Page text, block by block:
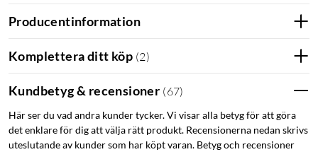
Producentinformation
Komplettera ditt köp (2)
Kundbetyg & recensioner (67)
Här ser du vad andra kunder tycker. Vi visar alla betyg för att göra
det enklare för dig att välja rätt produkt. Recensionerna nedan skrivs
uteslutande av kunder som har köpt varan. Betyg och recensioner